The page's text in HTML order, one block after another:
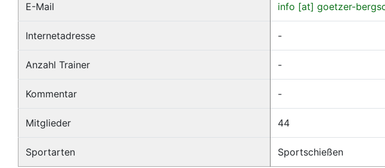
E-Mail info [at] goetzer-
Internetadresse -
Anzahl Trainer -
Kommentar -
Mitglieder 44
Sportarten Sportschießen